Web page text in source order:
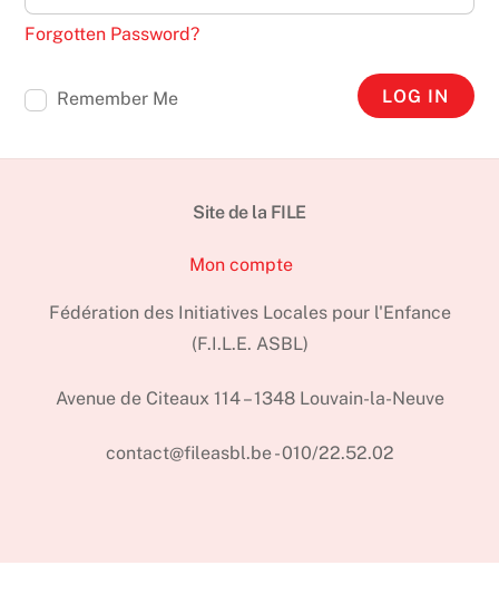
Forgotten Password?
Remember Me LOG IN
Site de la FILE
Mon compte
Fédération des Initiatives Locales pour l'Enfance
(F.I.L.E. ASBL)
Avenue de Citeaux 114 – 1348 Louvain-la-Neuve
contact@fileasbl.be - 010/22.52.02